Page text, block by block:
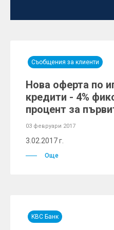
Съобщения за клиенти
Нова оферта по
кредити - 4%
процент за
03 февруари 2017
3.02.2017 г.
Още
KBC Банк